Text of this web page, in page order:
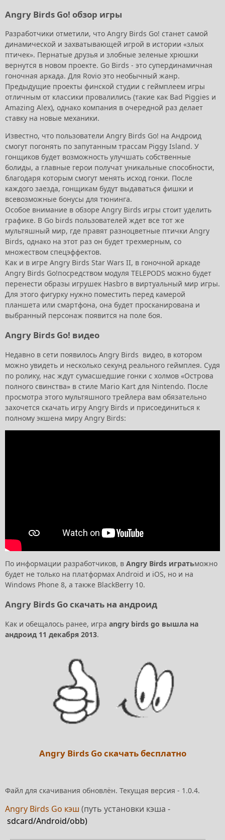
Angry Birds Go! обзор игры
Разработчики отметили, что Angry Birds Go! станет самой
динамической и захватывающей игрой в истории «злых
птичек». Пернатые друзья и злобные зеленые хрюшки
вернутся в новом проекте. Go Birds - это супердинамичная
гоночная аркада. Для Rovio это необычный жанр.
Предыдущие проекты финской студии с геймплеем игры
отличным от классики провалились (такие как Bad Piggies и
Amazing Alex), однако компания в очередной раз делает
ставку на новые механики.
Известно, что пользователи Angry Birds Go! на Андроид
смогут погонять по запутанным трассам Piggy Island. У
гонщиков будет возможность улучшать собственные
болиды, а главные герои получат уникальные способности,
благодаря которым смогут менять исход гонки. После
каждого заезда, гонщикам будут выдаваться фишки и
всевозможные бонусы для тюнинга.
Особое внимание в обзоре Angry Birds игры стоит уделить
графике. В Go birds пользователей ждет все тот же
мультяшный мир, где правят разноцветные птички Angry
Birds, однако на этот раз он будет трехмерным, со
множеством спецэффектов.
Как и в игре Angry Birds Star Wars II, в гоночной аркаде
Angry Birds Go!посредством модуля TELEPODS можно будет
перенести образы игрушек Hasbro в виртуальный мир игры.
Для этого фигурку нужно поместить перед камерой
планшета или смартфона, она будет просканирована и
выбранный персонаж появится на поле боя.
Angry Birds Go! видео
Недавно в сети появилось Angry Birds видео, в котором
можно увидеть и несколько секунд реального геймплея. Судя
по ролику, нас ждут сумасшедшие гонки с холмов «Острова
полного свинства» в стиле Mario Kart для Nintendo. После
просмотра этого мультяшного трейлера вам обязательно
захочется скачать игру Angry Birds и присоединиться к
полному экшена миру Angry Birds:
По информации разработчиков, в Angry Birds игратьможно
будет не только на платформах Android и iOS, но и на
Windows Phone 8, а также BlackBerry 10.
Angry Birds Go скачать на андроид
Как и обещалось ранее, игра angry birds go вышла на
андроид 11 декабря 2013.
Angry Birds Go скачать бесплатно
Файл для скачивания обновлён. Текущая версия - 1.0.4.
Angry Birds Go кэш (путь установки кэша -
sdcard/Android/obb)